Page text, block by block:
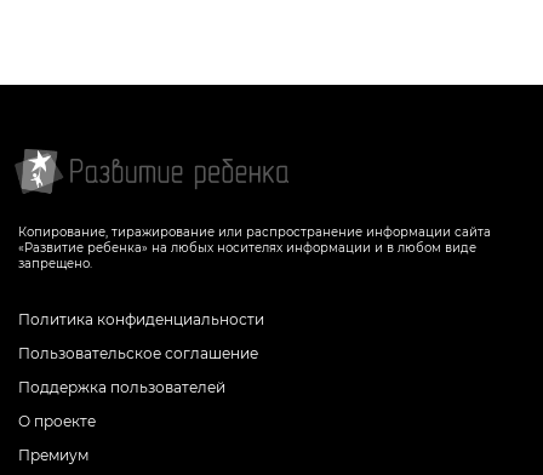
Копирование, тиражирование или распространение информации сайта
«Развитие ребенка» на любых носителях информации и в любом виде
запрещено.
Политика конфиденциальности
Пользовательское соглашение
Поддержка пользователей
О проекте
Премиум